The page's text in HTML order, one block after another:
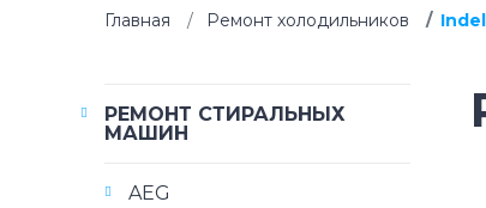
Главная Ремонт холодильников Indel
РЕМОНТ СТИРАЛЬНЫХ
МАШИН
AEG